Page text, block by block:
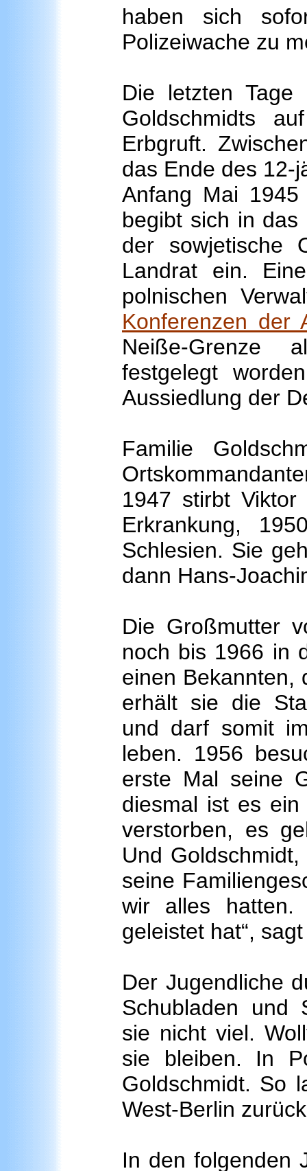
haben sich
Polizeiwache zu
Die letzten Tage
Goldschmidts
Erbgruft.
das Ende des 12-
Anfang Mai
begibt sich in
der sowjetische
Landrat ein.
polnischen
Konferenzen der
Neiße-Grenze
festgelegt
Aussiedlung der
Familie
1947 stirbt Viktor
Erkrankung,
Schlesien. Sie
dann Hans-
Die Großmutter
noch bis 1966 in
einen Bekannten,
erhält sie die
und darf somit
leben. 1956
erste Mal seine
diesmal ist es
verstorben, es
Und
seine
wir alles hatten.
geleistet hat“,
Der Jugendliche
Schubladen und
sie nicht viel.
sie bleiben. In
Goldschmidt. So
West-Berlin
In den folgenden